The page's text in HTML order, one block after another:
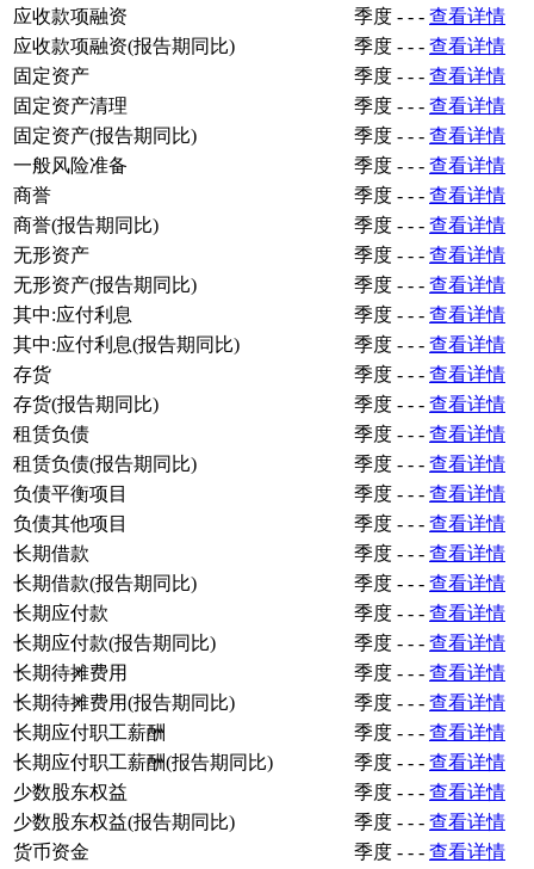
应收款项融资
季度 - - - 查看详情
应收款项融资(报告期同比)
季度 - - - 查看详情
固定资产
季度 - - - 查看详情
固定资产清理
季度 - - - 查看详情
固定资产(报告期同比)
季度 - - - 查看详情
一般风险准备
季度 - - - 查看详情
商誉
季度 - - - 查看详情
商誉(报告期同比)
季度 - - - 查看详情
无形资产
季度 - - - 查看详情
无形资产(报告期同比)
季度 - - - 查看详情
其中:应付利息
季度 - - - 查看详情
其中:应付利息(报告期同比)
季度 - - - 查看详情
存货
季度 - - - 查看详情
存货(报告期同比)
季度 - - - 查看详情
租赁负债
季度 - - - 查看详情
租赁负债(报告期同比)
季度 - - - 查看详情
负债平衡项目
季度 - - - 查看详情
负债其他项目
季度 - - - 查看详情
长期借款
季度 - - - 查看详情
长期借款(报告期同比)
季度 - - - 查看详情
长期应付款
季度 - - - 查看详情
长期应付款(报告期同比)
季度 - - - 查看详情
长期待摊费用
季度 - - - 查看详情
长期待摊费用(报告期同比)
季度 - - - 查看详情
长期应付职工薪酬
季度 - - - 查看详情
长期应付职工薪酬(报告期同比)
季度 - - - 查看详情
少数股东权益
季度 - - - 查看详情
少数股东权益(报告期同比)
季度 - - - 查看详情
货币资金
季度 - - - 查看详情